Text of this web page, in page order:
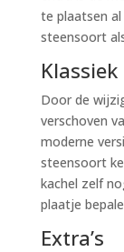
te plaatsen
steensoort
Door de
verschoven
moderne
steensoort
kachel zelf
plaatje
Extra’s